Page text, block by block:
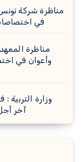
في اختصاصات
مناظرة
آخر أجل